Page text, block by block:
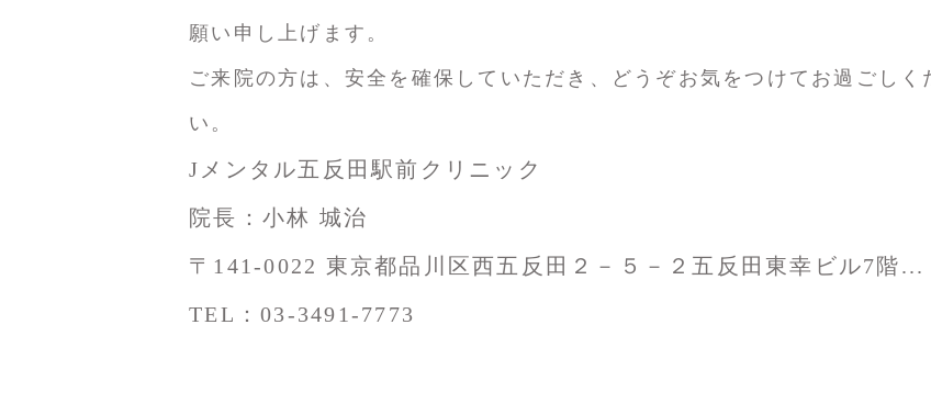
願い申し上げます。
ご来院の方は、安全を確保していただき、どうぞお気をつけてお過ごしく
い。
Jメンタル五反田駅前クリニック
院長：小林 城治
〒141-0022 東京都品川区西五反田２－５－２五反田東幸ビル7階...
TEL：03-3491-7773